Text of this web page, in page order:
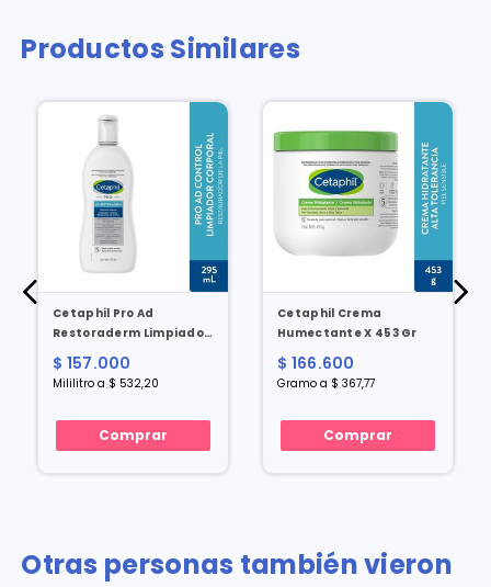
Productos Similares
Cetaphil Pro Ad
Restoraderm Limpiador
$ 157.000
Mililitro a $ 532,20
Comprar
Cetaphil Crema
Humectante X 453 Gr
$ 166.600
Gramo a $ 367,77
Comprar
Otras personas también vieron